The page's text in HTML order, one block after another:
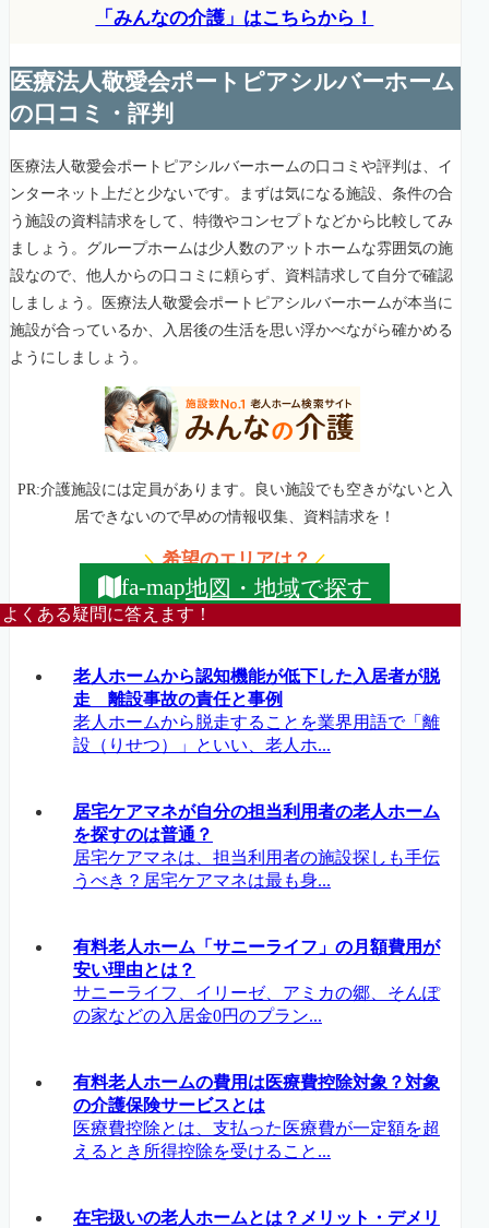
「みんなの介護」はこちらから！
医療法人敬愛会ポートピアシルバーホーム
の口コミ・評判
医療法人敬愛会ポートピアシルバーホームの口コミや評判は、イ
ンターネット上だと少ないです。まずは気になる施設、条件の合
う施設の資料請求をして、特徴やコンセプトなどから比較してみ
ましょう。グループホームは少人数のアットホームな雰囲気の施
設なので、他人からの口コミに頼らず、資料請求して自分で確認
しましょう。医療法人敬愛会ポートピアシルバーホームが本当に
施設が合っているか、入居後の生活を思い浮かべながら確かめる
ようにしましょう。
PR:介護施設には定員があります。良い施設でも空きがないと入
居できないので早めの情報収集、資料請求を！
＼希望のエリアは？／
fa-map地図・地域で探す
よくある疑問に答えます！
老人ホームから認知機能が低下した入居者が脱
走 離設事故の責任と事例
老人ホームから脱走することを業界用語で「離
設（りせつ）」といい、老人ホ...
居宅ケアマネが自分の担当利用者の老人ホーム
を探すのは普通？
居宅ケアマネは、担当利用者の施設探しも手伝
うべき？居宅ケアマネは最も身...
有料老人ホーム「サニーライフ」の月額費用が
安い理由とは？
サニーライフ、イリーゼ、アミカの郷、そんぽ
の家などの入居金0円のプラン...
有料老人ホームの費用は医療費控除対象？対象
の介護保険サービスとは
医療費控除とは、支払った医療費が一定額を超
えるとき所得控除を受けること...
在宅扱いの老人ホームとは？メリット・デメリ